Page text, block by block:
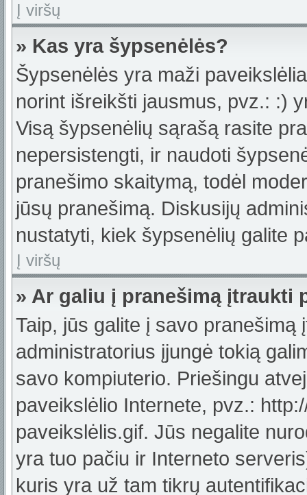
Į viršų
» Kas yra šypsenėlės?
Šypsenėlės yra maži
norint išreikšti jausmus, pvz.: :)
Visą šypsenėlių sąrašą rasite
nepersistengti, ir naudoti
pranešimo skaitymą, todėl
jūsų pranešimą. Diskusijų
nustatyti, kiek šypsenėlių galite
Į viršų
» Ar galiu į pranešimą įtraukti
Taip, jūs galite į savo
administratorius įjungė tokią
savo kompiuterio. Priešingu
paveikslėlio Internete, pvz.:
paveikslėlis.gif. Jūs negalite
yra tuo pačiu ir Interneto
kuris yra už tam tikrų